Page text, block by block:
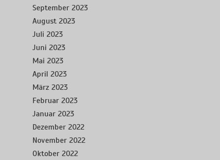
September 2023
August 2023
Juli 2023
Juni 2023
Mai 2023
April 2023
März 2023
Februar 2023
Januar 2023
Dezember 2022
November 2022
Oktober 2022